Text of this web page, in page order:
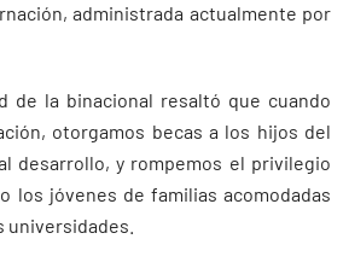
administrada actualmente por
de la binacional resaltó que cuando
otorgamos becas a los hijos del
desarrollo, y rompemos el privilegio
los jóvenes de familias acomodadas
universidades.